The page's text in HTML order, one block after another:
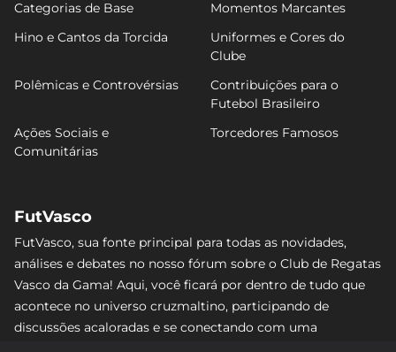
Categorias de Base
Momentos Marcantes
Hino e Cantos da Torcida
Uniformes e Cores do
Clube
Polêmicas e Controvérsias
Contribuições para o
Futebol Brasileiro
Ações Sociais e
Comunitárias
Torcedores Famosos
FutVasco
FutVasco, sua fonte principal para todas as novidades,
análises e debates no nosso fórum sobre o Club de Regatas
Vasco da Gama! Aqui, você ficará por dentro de tudo que
acontece no universo cruzmaltino, participando de
discussões acaloradas e se conectando com uma